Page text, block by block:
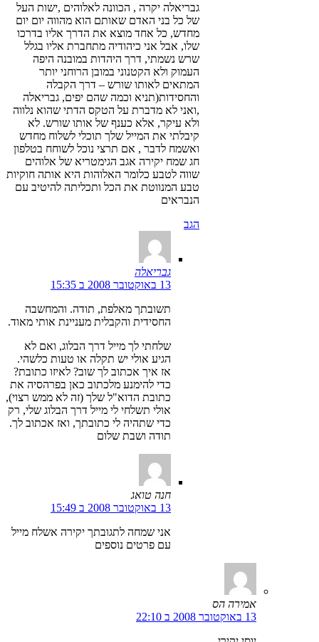
גבריאלה יקרה , הכוונה לאלוהים ,ישות העל
של כל בני האדם שאותם הוא מהווה יום יום
מחדש, כל אחד מוצא את הדרך אליו בדרכו
שלו, אבל אני כיהודיה מתחברת אליו בגלל
שרש נשמתי, דרך היהדות במובנה היפה
העמוק ולא הקטנוני במובן הרוחני יותר
המתאים לאותו שורש – דרך הקבלה
והחסידות(תניא וכמה שהם יפים, גבריאלה
,ואני לא מדברת על הטקס הדתי שהוא נלווה
ולא עיקר, אלא כענף של אותו שורש. לא
קיבלתי את המייל שלך תוכלי לשלוח מחדש
ואשמח לדבר , אם תרצי נוכל לשוחח בטלפון
חג שמח יקירה אגב הגימטריא של אלוהים
שווה לטבע כלומר האלוהות היא אותה חוקיות
טבע המנווטת את הכל ותכליתה להיטיב עם
הנבראים
הגב
גבריאלה
13 באוקטובר 2008 ב 15:35
תשובתך מאלפת, תודה. והמחשבה
החסידית והקבלית מעניינת אותי מאוד.
שלחתי לך מייל דרך הבלוג, ואם לא
הגיע אולי יש תקלה או טעות כלשהי.
אז איך אכתוב לך שוב? לאיזו כתובת?
כדי להימנע מלכתוב כאן בפרהסיה את
כתובת הדוא"ל שלך (זה לא ממש רצוי),
אולי תשלחי לי מייל דרך הבלוג שלי, רק
כדי שתהיה לי כתובתך, ואז אכתוב לך.
תודה ושבת שלום
חנה טואג
13 באוקטובר 2008 ב 15:49
אני שמחה לתגובתך יקירה אשלח מייל
עם פרטים נוספים
אמירה הס
13 באוקטובר 2008 ב 22:10